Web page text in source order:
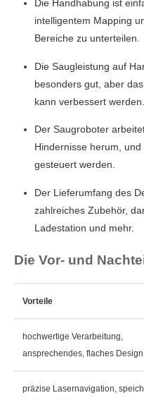
Die Handhabung ist
intelligentem Mapping
Bereiche zu unterteilen.
Die Saugleistung auf
besonders gut, aber
kann verbessert werden.
Der Saugroboter
Hindernisse herum,
gesteuert werden.
Der Lieferumfang des
zahlreiches Zubehör,
Ladestation und mehr.
Die Vor- und
Vorteile
hochwertige Verarbeitung,
ansprechendes, flaches Design
präzise Lasernavigation,